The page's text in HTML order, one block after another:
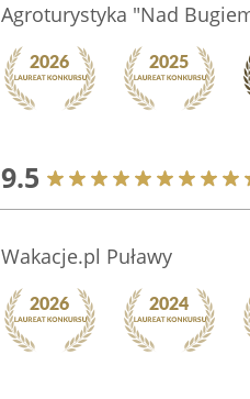
Agroturystyka "Nad
9.5
Wakacje.pl Puławy